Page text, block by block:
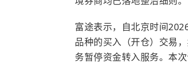
富途表示，自北京时间
品种的买入（开仓）交易
务暂停资金转入服务。本